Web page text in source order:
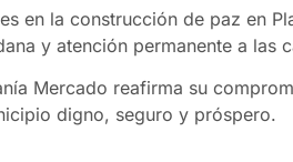
en la construcción de paz en
y atención permanente a las
Mercado reafirma su
digno, seguro y próspero.